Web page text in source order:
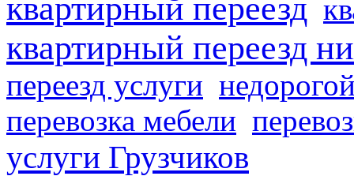
квартирный переезд
квартирный переезд
переезд услуги
перевозка мебели
услуги Грузчиков